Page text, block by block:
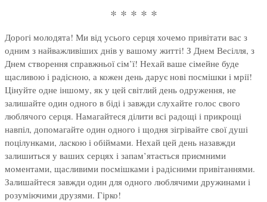
* * * * *
Дорогі молодята! Ми від усього серця хочемо привітати вас з
одним з найважливіших днів у вашому житті! З Днем Весілля, з
Днем створення справжньої сім’ї! Нехай ваше сімейне буде
щасливою і радісною, а кожен день дарує нові посмішки і мрії!
Цінуйте одне іншому, як у цей світлий день одруження, не
залишайте один одного в біді і завжди слухайте голос свого
люблячого серця. Намагайтеся ділити всі радощі і прикрощі
навпіл, допомагайте один одного і щодня зігрівайте свої душі
поцілунками, ласкою і обіймами. Нехай цей день назавжди
залишиться у ваших серцях і запам’ятається приємними
моментами, щасливими посмішками і радісними привітаннями.
Залишайтеся завжди один для одного люблячими дружинами і
розуміючими друзями. Гірко!